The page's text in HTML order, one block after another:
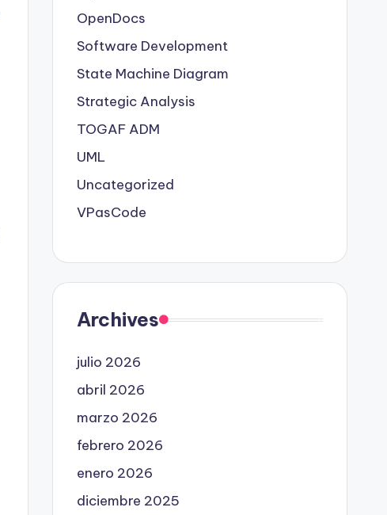
OpenDocs
Software Development
State Machine Diagram
Strategic Analysis
TOGAF ADM
UML
Uncategorized
VPasCode
Archives
julio 2026
abril 2026
marzo 2026
febrero 2026
enero 2026
diciembre 2025